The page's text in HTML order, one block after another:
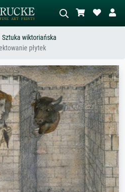
Opisz scenę – np. zielona łąka,
abstrakcja z czerwienią, ciemny olej,
stojący akt obok drzewa.
Sztuka wiktoriańska
płytek